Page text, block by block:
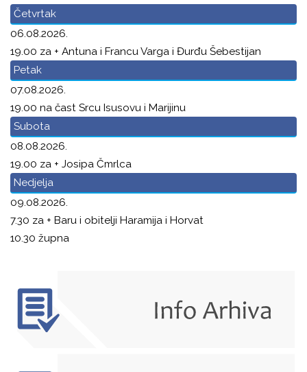
Četvrtak
06.08.2026.
19.00 za + Antuna i Francu Varga i Đurđu Šebestijan
Petak
07.08.2026.
19.00 na čast Srcu Isusovu i Marijinu
Subota
08.08.2026.
19.00 za + Josipa Čmrlca
Nedjelja
09.08.2026.
7.30 za + Baru i obitelji Haramija i Horvat
10.30 župna